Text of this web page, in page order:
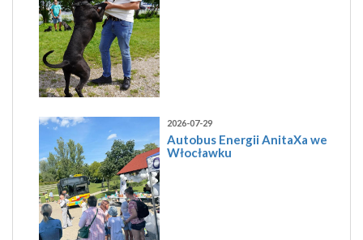
2026-07-29
Autobus Energii AnitaXa we
Włocławku